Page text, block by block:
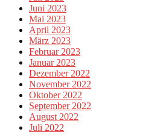
Juni 2023
Mai 2023
April 2023
März 2023
Februar 2023
Januar 2023
Dezember 2022
November 2022
Oktober 2022
September 2022
August 2022
Juli 2022